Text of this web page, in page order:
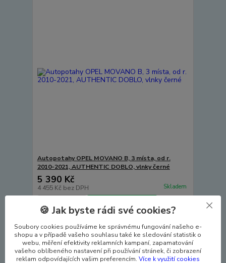
Autopotahy OPEL MOVANO B, 3 místa, od r.
2010-2021, AUTHENTIC DOBLO, vlnky černé
5 390 Kč
4 455 Kč bez DPH Skladem
🍪 Jak byste rádi své cookies?
Soubory cookies používáme ke správnému fungování našeho e-
shopu a v případě vašeho souhlasu také ke sledování statistik o
webu, měření efektivity reklamních kampaní, zapamatování
vašeho oblíbeného nastavení při používání stránek, či zobrazení
reklam odpovídajících vašim preferencím. Více k využití cookies